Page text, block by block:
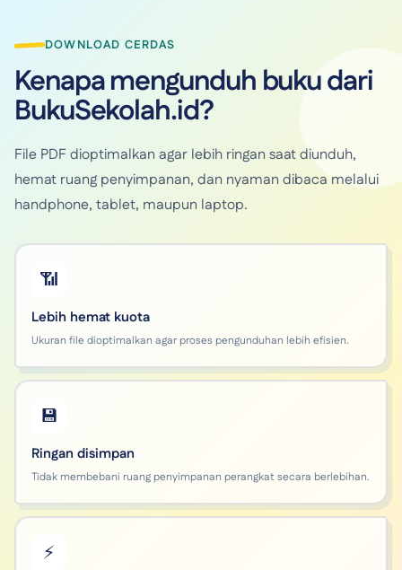
DOWNLOAD CERDAS
Kenapa mengunduh buku dari
BukuSekolah.id?
File PDF dioptimalkan agar lebih ringan saat diunduh,
hemat ruang penyimpanan, dan nyaman dibaca melalui
handphone, tablet, maupun laptop.
📶
Lebih hemat kuota
Ukuran file dioptimalkan agar proses pengunduhan lebih efisien.
💾
Ringan disimpan
Tidak membebani ruang penyimpanan perangkat secara berlebihan.
⚡